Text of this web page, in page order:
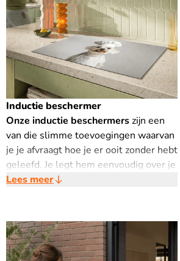
Inductie beschermer
Onze inductie beschermerszijn een
van die slimme toevoegingen waarvan
je je afvraagt hoe je er ooit zonder hebt
geleefd. Je legt hem eenvoudig over je
inductieplaat wanneer je deze niet
Krassen, vlekken en beschadigingen
behoren voortaan tot het verleden.
Wat hem echt bijzonder maakt, is dat
Lees meer